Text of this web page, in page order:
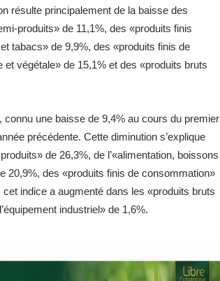
résulte principalement de la baisse des
produits» de 11,1%, des «produits finis
tabacs» de 9,9%, des «produits finis de
végétale» de 15,1% et des «produits bruts
connu une baisse de 9,4% au cours du premier
précédente. Cette diminution s’explique
de 26,3%, de l’«alimentation, boissons
20,9%, des «produits finis de consommation»
indice a augmenté dans les «produits bruts
industriel» de 1,6%.